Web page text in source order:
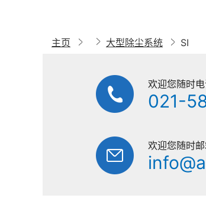
主页 大型除尘系统 SI
欢迎您随时
021-
欢迎您随时